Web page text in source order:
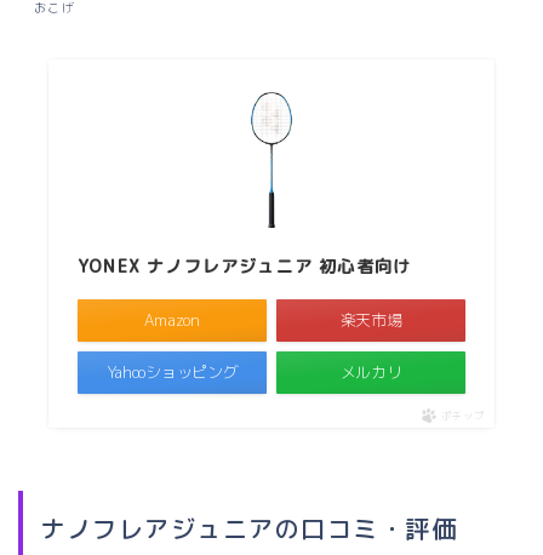
おこげ
YONEX ナノフレアジュニア 初心者向け
Amazon 楽天市場
Yahooショッピング メルカリ
ポチップ
ナノフレアジュニアの口コミ・評価